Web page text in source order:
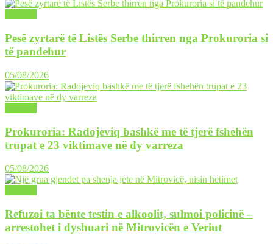
Pesë zyrtarë të Listës Serbe thirren nga Prokuroria si
të pandehur
05/08/2026
Prokuroria: Radojeviq bashkë me të tjerë fshehën
trupat e 23 viktimave në dy varreza
05/08/2026
Refuzoi ta bënte testin e alkoolit, sulmoi policinë –
arrestohet i dyshuari në Mitrovicën e Veriut